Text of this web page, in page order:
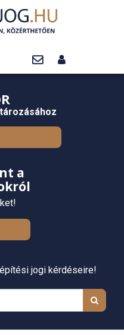
a
jogi kérdéseire!